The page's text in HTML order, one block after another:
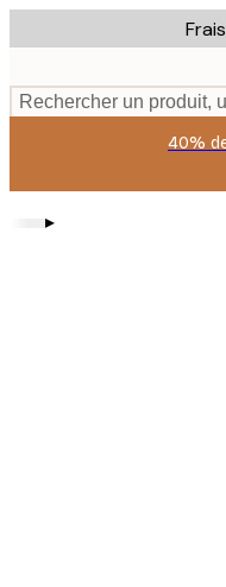
to
content.
Rechercher un produit,
40%
▸